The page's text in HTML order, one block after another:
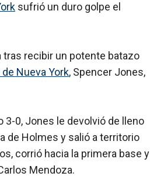
sufrió un duro golpe el
tras recibir un potente batazo
Nueva York, Spencer Jones,
3-0, Jones le devolvió de lleno
de Holmes y salió a territorio
corrió hacia la primera base y
Mendoza.